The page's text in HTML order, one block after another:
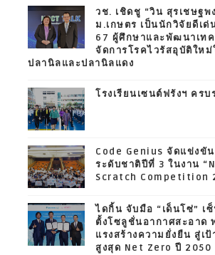
วช. เชิดชู “วิน สุรเชษฐพ
ม.เกษตร เป็นนักวิจัยดีเด่
67 ผู้ศึกษาและพัฒนาเท
จัดการโรคไวรัสอุบัติใหม่
ปลานิลและปลานิลแดง
โรงเรียนเซนต์ฟรังฯ ครบ
Code Genius จัดแข่งขั
ระดับชาติปีที่ 3 ในงาน
Scratch Competition
ไดกิ้น จับมือ “เด็นโซ่” เซ็
ตั้งโซลูชั่นอากาศสะอาด
แรงสร้างความยั่งยืน สู่เ
สูงสุด Net Zero ปี 2050